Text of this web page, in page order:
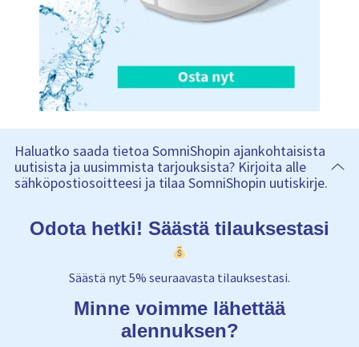
Haluatko saada tietoa SomniShopin ajankohtaisista
uutisista ja uusimmista tarjouksista? Kirjoita alle
sähköpostiosoitteesi ja tilaa SomniShopin uutiskirje.
Odota hetki! Säästä tilauksestasi
Säästä nyt 5% seuraavasta tilauksestasi.
Minne voimme lähettää
alennuksen?